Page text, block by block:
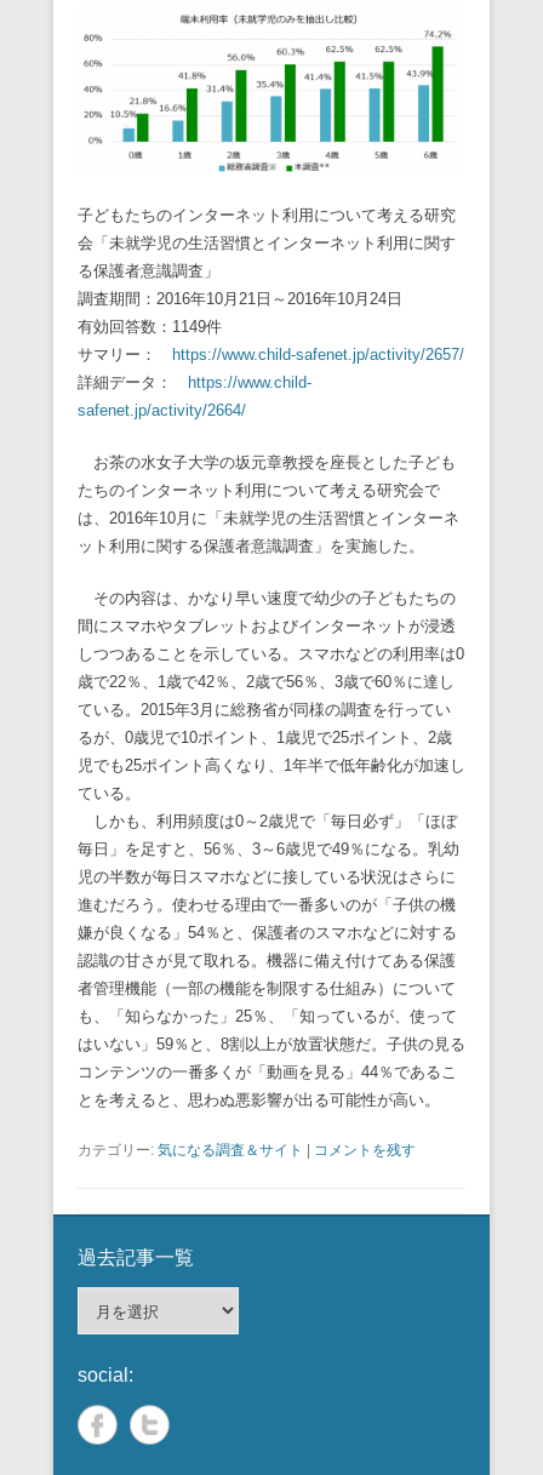
子どもたちのインターネット利用について考える研究
会「未就学児の生活習慣とインターネット利用に関す
る保護者意識調査」
調査期間：2016年10月21日～2016年10月24日
有効回答数：1149件
サマリー：
https://www.child-safenet.jp/activity/2657/
詳細データ：
https://www.child-
safenet.jp/activity/2664/
お茶の水女子大学の坂元章教授を座長とした子ども
たちのインターネット利用について考える研究会で
は、2016年10月に「未就学児の生活習慣とインターネ
ット利用に関する保護者意識調査」を実施した。
その内容は、かなり早い速度で幼少の子どもたちの
間にスマホやタブレットおよびインターネットが浸透
しつつあることを示している。スマホなどの利用率は0
歳で22％、1歳で42％、2歳で56％、3歳で60％に達し
ている。2015年3月に総務省が同様の調査を行ってい
るが、0歳児で10ポイント、1歳児で25ポイント、2歳
児でも25ポイント高くなり、1年半で低年齢化が加速し
ている。
しかも、利用頻度は0～2歳児で「毎日必ず」「ほぼ
毎日」を足すと、56％、3～6歳児で49％になる。乳幼
児の半数が毎日スマホなどに接している状況はさらに
進むだろう。使わせる理由で一番多いのが「子供の機
嫌が良くなる」54％と、保護者のスマホなどに対する
認識の甘さが見て取れる。機器に備え付けてある保護
者管理機能（一部の機能を制限する仕組み）について
も、「知らなかった」25％、「知っているが、使って
はいない」59％と、8割以上が放置状態だ。子供の見る
コンテンツの一番多くが「動画を見る」44％であるこ
とを考えると、思わぬ悪影響が出る可能性が高い。
カテゴリー: 気になる調査＆サイト コメントを残す
過去記事一覧
事
一
覧
social: